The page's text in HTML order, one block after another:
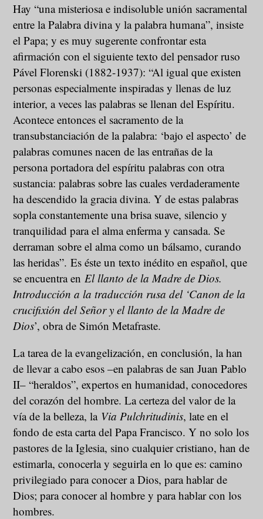
Hay “una misteriosa e indisoluble unión sacramental
entre la Palabra divina y la palabra humana”, insiste
el Papa; y es muy sugerente confrontar esta
afirmación con el siguiente texto del pensador ruso
Pável Florenski (1882-1937): “Al igual que existen
personas especialmente inspiradas y llenas de luz
interior, a veces las palabras se llenan del Espíritu.
Acontece entonces el sacramento de la
transubstanciación de la palabra: ‘bajo el aspecto’ de
palabras comunes nacen de las entrañas de la
persona portadora del espíritu palabras con otra
sustancia: palabras sobre las cuales verdaderamente
ha descendido la gracia divina. Y de estas palabras
sopla constantemente una brisa suave, silencio y
tranquilidad para el alma enferma y cansada. Se
derraman sobre el alma como un bálsamo, curando
las heridas”. Es éste un texto inédito en español, que
se encuentra en El llanto de la Madre de Dios.
Introducción a la traducción rusa del ‘Canon de la
crucifixión del Señor y el llanto de la Madre de
Dios’, obra de Simón Metafraste.
La tarea de la evangelización, en conclusión, la han
de llevar a cabo esos –en palabras de san Juan Pablo
II– “heraldos”, expertos en humanidad, conocedores
del corazón del hombre. La certeza del valor de la
vía de la belleza, la Via Pulchritudinis, late en el
fondo de esta carta del Papa Francisco. Y no solo los
pastores de la Iglesia, sino cualquier cristiano, han de
estimarla, conocerla y seguirla en lo que es: camino
privilegiado para conocer a Dios, para hablar de
Dios; para conocer al hombre y para hablar con los
hombres.